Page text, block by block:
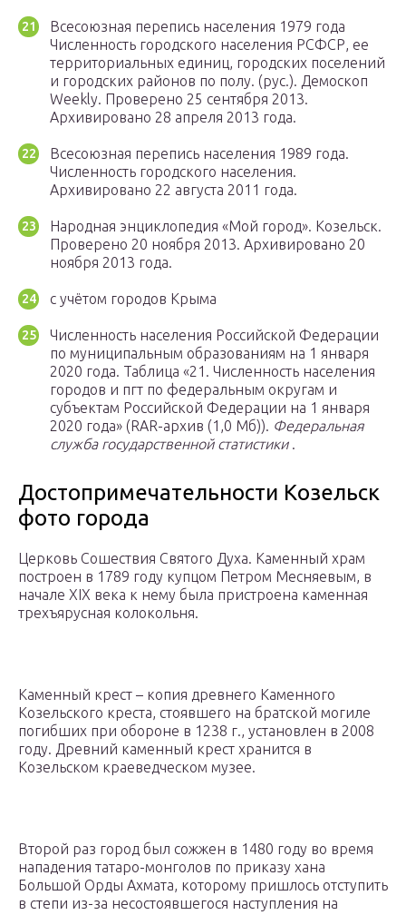
Всесоюзная перепись населения 1979 года
Численность городского населения РСФСР, ее
территориальных единиц, городских поселений
и городских районов по полу. (рус.). Демоскоп
Weekly. Проверено 25 сентября 2013.
Архивировано 28 апреля 2013 года.
Всесоюзная перепись населения 1989 года.
Численность городского населения.
Архивировано 22 августа 2011 года.
Народная энциклопедия «Мой город». Козельск.
Проверено 20 ноября 2013. Архивировано 20
ноября 2013 года.
с учётом городов Крыма
Численность населения Российской Федерации
по муниципальным образованиям на 1 января
2020 года. Таблица «21. Численность населения
городов и пгт по федеральным округам и
субъектам Российской Федерации на 1 января
2020 года» (RAR-архив (1,0 Mб)). Федеральная
служба государственной статистики.
Достопримечательности Козельск
фото города
Церковь Сошествия Святого Духа. Каменный храм
построен в 1789 году купцом Петром Месняевым, в
начале XIX века к нему была пристроена каменная
трехъярусная колокольня.
Каменный крест – копия древнего Каменного
Козельского креста, стоявшего на братской могиле
погибших при обороне в 1238 г., установлен в 2008
году. Древний каменный крест хранится в
Козельском краеведческом музее.
Второй раз город был сожжен в 1480 году во время
нападения татаро-монголов по приказу хана
Большой Орды Ахмата, которому пришлось отступить
в степи из-за несостоявшегося наступления на